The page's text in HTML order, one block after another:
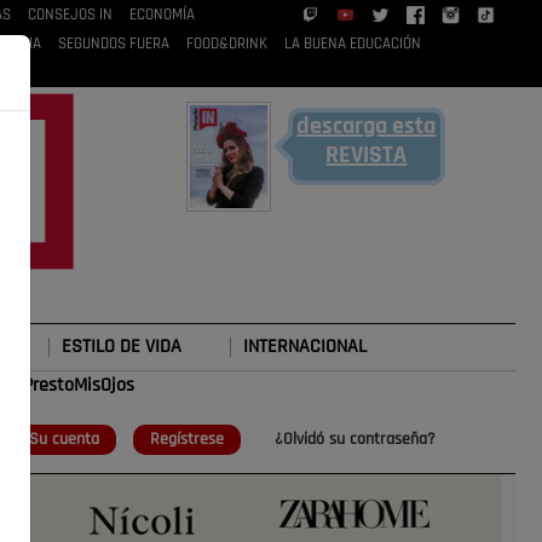
CONSEJOS IN
ECONOMÍA
RUBIA
SEGUNDOS FUERA FOOD&DRINK LA BUENA EDUCACIÓN
descarga esta
REVISTA
ESTILO DE VIDA INTERNACIONAL
Su cuenta Regístrese ¿Olvidó su contraseña?